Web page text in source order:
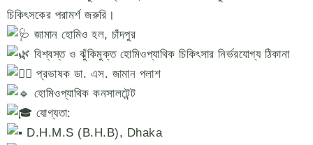
চিকিৎসকের পরামর্শ জরুরি।
জামান হোমিও হল, চাঁদপুর
বিশ্বস্ত ও ঝুঁকিমুক্ত হোমিওপ্যাথিক চিকিৎসার নির্ভরযোগ্য ঠিকানা
প্রভাষক ডা. এস. জামান পলাশ
হোমিওপ্যাথিক কনসালটেন্ট
যোগ্যতা:
D.H.M.S (B.H.B), Dhaka